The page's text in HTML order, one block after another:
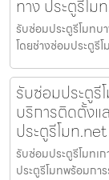
ทาง ประตูรีโม
รับซ่อมประตูรีโมทบ
โดยช่างซ่อมประตูรี
รับซ่อมประตูรี
บริการติดตั้งแ
ประตูรีโมท.net
รับซ่อมประตูรีโมทเ
ประตูรีโมทพร้อมกา